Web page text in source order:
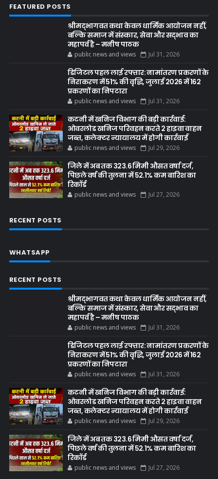
FEATURED POSTS
श्रीमद्भागवत कथा केवल धार्मिक आयोजन नहीं,
बल्कि समाज में संस्कार, सेवा और सद्भाव का
महापर्व है – मनीष पाठक
public news and views Jul 31, 2026
डिजिटल पहल लाई रफ्तार: नामांतरण प्रकरणों के
निराकरण में 51% की वृद्धि, जुलाई 2026 में 162
प्रकरणों का निपटारा
public news and views Jul 31, 2026
कटनी में खनिज विभाग की बड़ी कार्रवाई:
ओवरलोड खनिज परिवहन करते 2 हाइवा वाहन
जब्त, कलेक्टर न्यायालय में होगी कार्रवाई
public news and views Jul 29, 2026
जिले में अब तक 323.6 मिमी औसत वर्षा दर्ज,
पिछले वर्ष की तुलना में 52.1% कम बारिश का
रिकॉर्ड
public news and views Jul 27, 2026
RECENT POSTS
WHATSAPP
RECENT POSTS
श्रीमद्भागवत कथा केवल धार्मिक आयोजन नहीं,
बल्कि समाज में संस्कार, सेवा और सद्भाव का
महापर्व है – मनीष पाठक
public news and views Jul 31, 2026
डिजिटल पहल लाई रफ्तार: नामांतरण प्रकरणों के
निराकरण में 51% की वृद्धि, जुलाई 2026 में 162
प्रकरणों का निपटारा
public news and views Jul 31, 2026
कटनी में खनिज विभाग की बड़ी कार्रवाई:
ओवरलोड खनिज परिवहन करते 2 हाइवा वाहन
जब्त, कलेक्टर न्यायालय में होगी कार्रवाई
public news and views Jul 29, 2026
जिले में अब तक 323.6 मिमी औसत वर्षा दर्ज,
पिछले वर्ष की तुलना में 52.1% कम बारिश का
रिकॉर्ड
public news and views Jul 27, 2026